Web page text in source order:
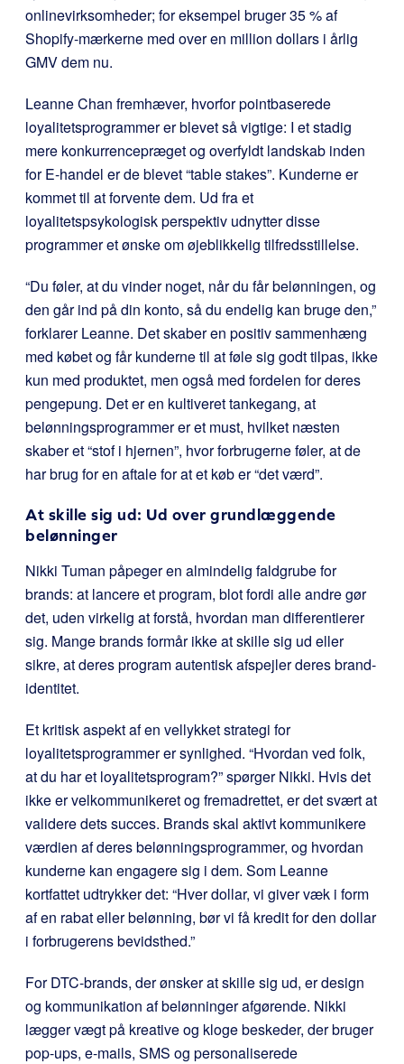
onlinevirksomheder; for eksempel bruger 35 % af
Shopify-mærkerne med over en million dollars i årlig
GMV dem nu.
Leanne Chan fremhæver, hvorfor pointbaserede
loyalitetsprogrammer er blevet så vigtige: I et stadig
mere konkurrencepræget og overfyldt landskab inden
for E-handel er de blevet “table stakes”. Kunderne er
kommet til at forvente dem. Ud fra et
loyalitetspsykologisk perspektiv udnytter disse
programmer et ønske om øjeblikkelig tilfredsstillelse.
“Du føler, at du vinder noget, når du får belønningen, og
den går ind på din konto, så du endelig kan bruge den,”
forklarer Leanne. Det skaber en positiv sammenhæng
med købet og får kunderne til at føle sig godt tilpas, ikke
kun med produktet, men også med fordelen for deres
pengepung. Det er en kultiveret tankegang, at
belønningsprogrammer er et must, hvilket næsten
skaber et “stof i hjernen”, hvor forbrugerne føler, at de
har brug for en aftale for at et køb er “det værd”.
At skille sig ud: Ud over grundlæggende
belønninger
Nikki Tuman påpeger en almindelig faldgrube for
brands: at lancere et program, blot fordi alle andre gør
det, uden virkelig at forstå, hvordan man differentierer
sig. Mange brands formår ikke at skille sig ud eller
sikre, at deres program autentisk afspejler deres brand-
identitet.
Et kritisk aspekt af en vellykket strategi for
loyalitetsprogrammer er synlighed. “Hvordan ved folk,
at du har et loyalitetsprogram?” spørger Nikki. Hvis det
ikke er velkommunikeret og fremadrettet, er det svært at
validere dets succes. Brands skal aktivt kommunikere
værdien af deres belønningsprogrammer, og hvordan
kunderne kan engagere sig i dem. Som Leanne
kortfattet udtrykker det: “Hver dollar, vi giver væk i form
af en rabat eller belønning, bør vi få kredit for den dollar
i forbrugerens bevidsthed.”
For DTC-brands, der ønsker at skille sig ud, er design
og kommunikation af belønninger afgørende. Nikki
lægger vægt på kreative og kloge beskeder, der bruger
pop-ups, e-mails, SMS og personaliserede